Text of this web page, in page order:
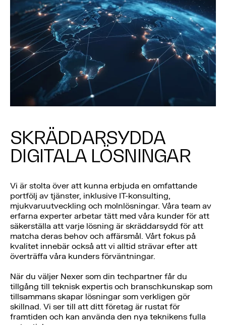
SKRÄDDARSYDDA
DIGITALA LÖSNINGAR
Vi är stolta över att kunna erbjuda en omfattande
portfölj av tjänster, inklusive IT-konsulting,
mjukvaruutveckling och molnlösningar. Våra team av
erfarna experter arbetar tätt med våra kunder för att
säkerställa att varje lösning är skräddarsydd för att
matcha deras behov och affärsmål. Vårt fokus på
kvalitet innebär också att vi alltid strävar efter att
överträffa våra kunders förväntningar.
När du väljer Nexer som din techpartner får du
tillgång till teknisk expertis och branschkunskap som
tillsammans skapar lösningar som verkligen gör
skillnad. Vi ser till att ditt företag är rustat för
framtiden och kan använda den nya teknikens fulla